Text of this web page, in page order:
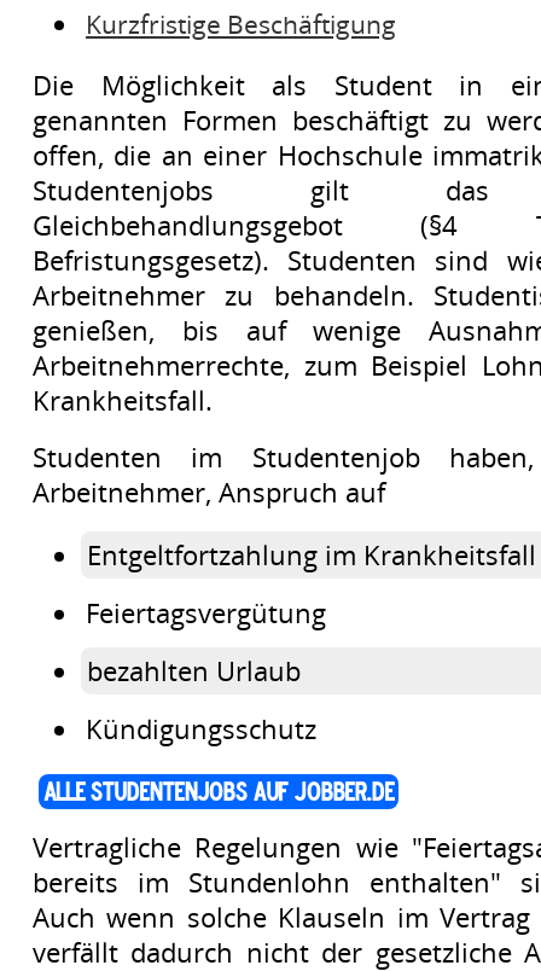
Kurzfristige Beschäftigung
Die Möglichkeit als Student in
genannten Formen beschäftigt zu
offen, die an einer Hochschule
Studentenjobs gilt das
Gleichbehandlungsgebot
Befristungsgesetz). Studenten sind
Arbeitnehmer zu behandeln.
genießen, bis auf wenige
Arbeitnehmerrechte, zum Beispiel
Krankheitsfall.
Studenten im Studentenjob
Arbeitnehmer, Anspruch auf
Entgeltfortzahlung im Krankheitsfall
Feiertagsvergütung
bezahlten Urlaub
Kündigungsschutz
Alle Studentenjobs auf Jobber.de
Vertragliche Regelungen wie
bereits im Stundenlohn enthalten"
Auch wenn solche Klauseln im
verfällt dadurch nicht der gesetzliche